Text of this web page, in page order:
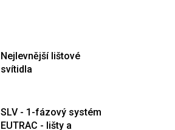
Nejlevnější lištové
svítidla
SLV - 1-fázový systém
EUTRAC - lišty a